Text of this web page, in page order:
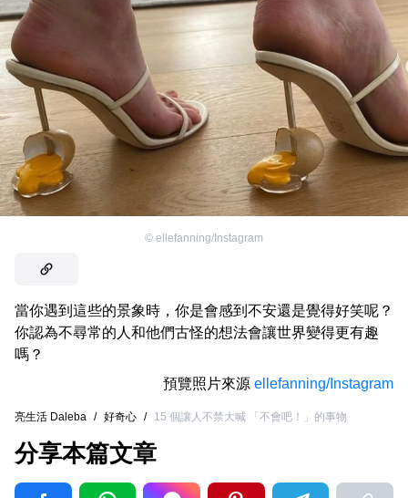
© ellefanning/Instagram
當你遇到這些的景象時，你是會感到不安還是覺得好笑呢？
你認為不尋常的人和他們古怪的想法會讓世界變得更有趣
嗎？
預覽照片來源 ellefanning/Instagram
亮生活 Daleba / 好奇心 / 15 個讓人不禁大喊 「不會吧！」的事物
分享本篇文章